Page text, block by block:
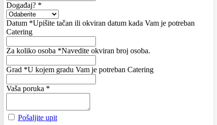
Događaj? *
Datum *Upišite tačan ili okviran datum kada Vam je potreban
Catering
Za koliko osoba *Navedite okviran broj osoba.
Grad *U kojem gradu Vam je potreban Catering
Vaša poruka *
Pošaljite upit